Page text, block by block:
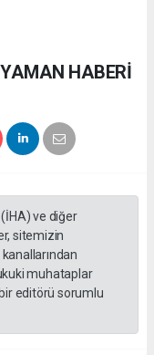
HABERİ
ve diğer
sitemizin
muhataplar
editörü sorumlu